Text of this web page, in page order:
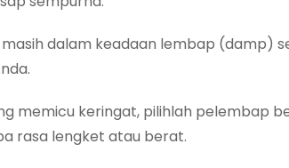
dalam keadaan lembap (damp)
memicu keringat, pilihlah pelembap
rasa lengket atau berat.